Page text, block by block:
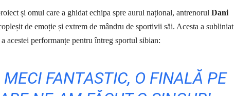
și omul care a ghidat echipa spre aurul național, antrenorul Dani
de emoție și extrem de mândru de sportivii săi. Acesta a subliniat
acestei performanțe pentru întreg sportul sibian:
MECI FANTASTIC, O FINALĂ PE